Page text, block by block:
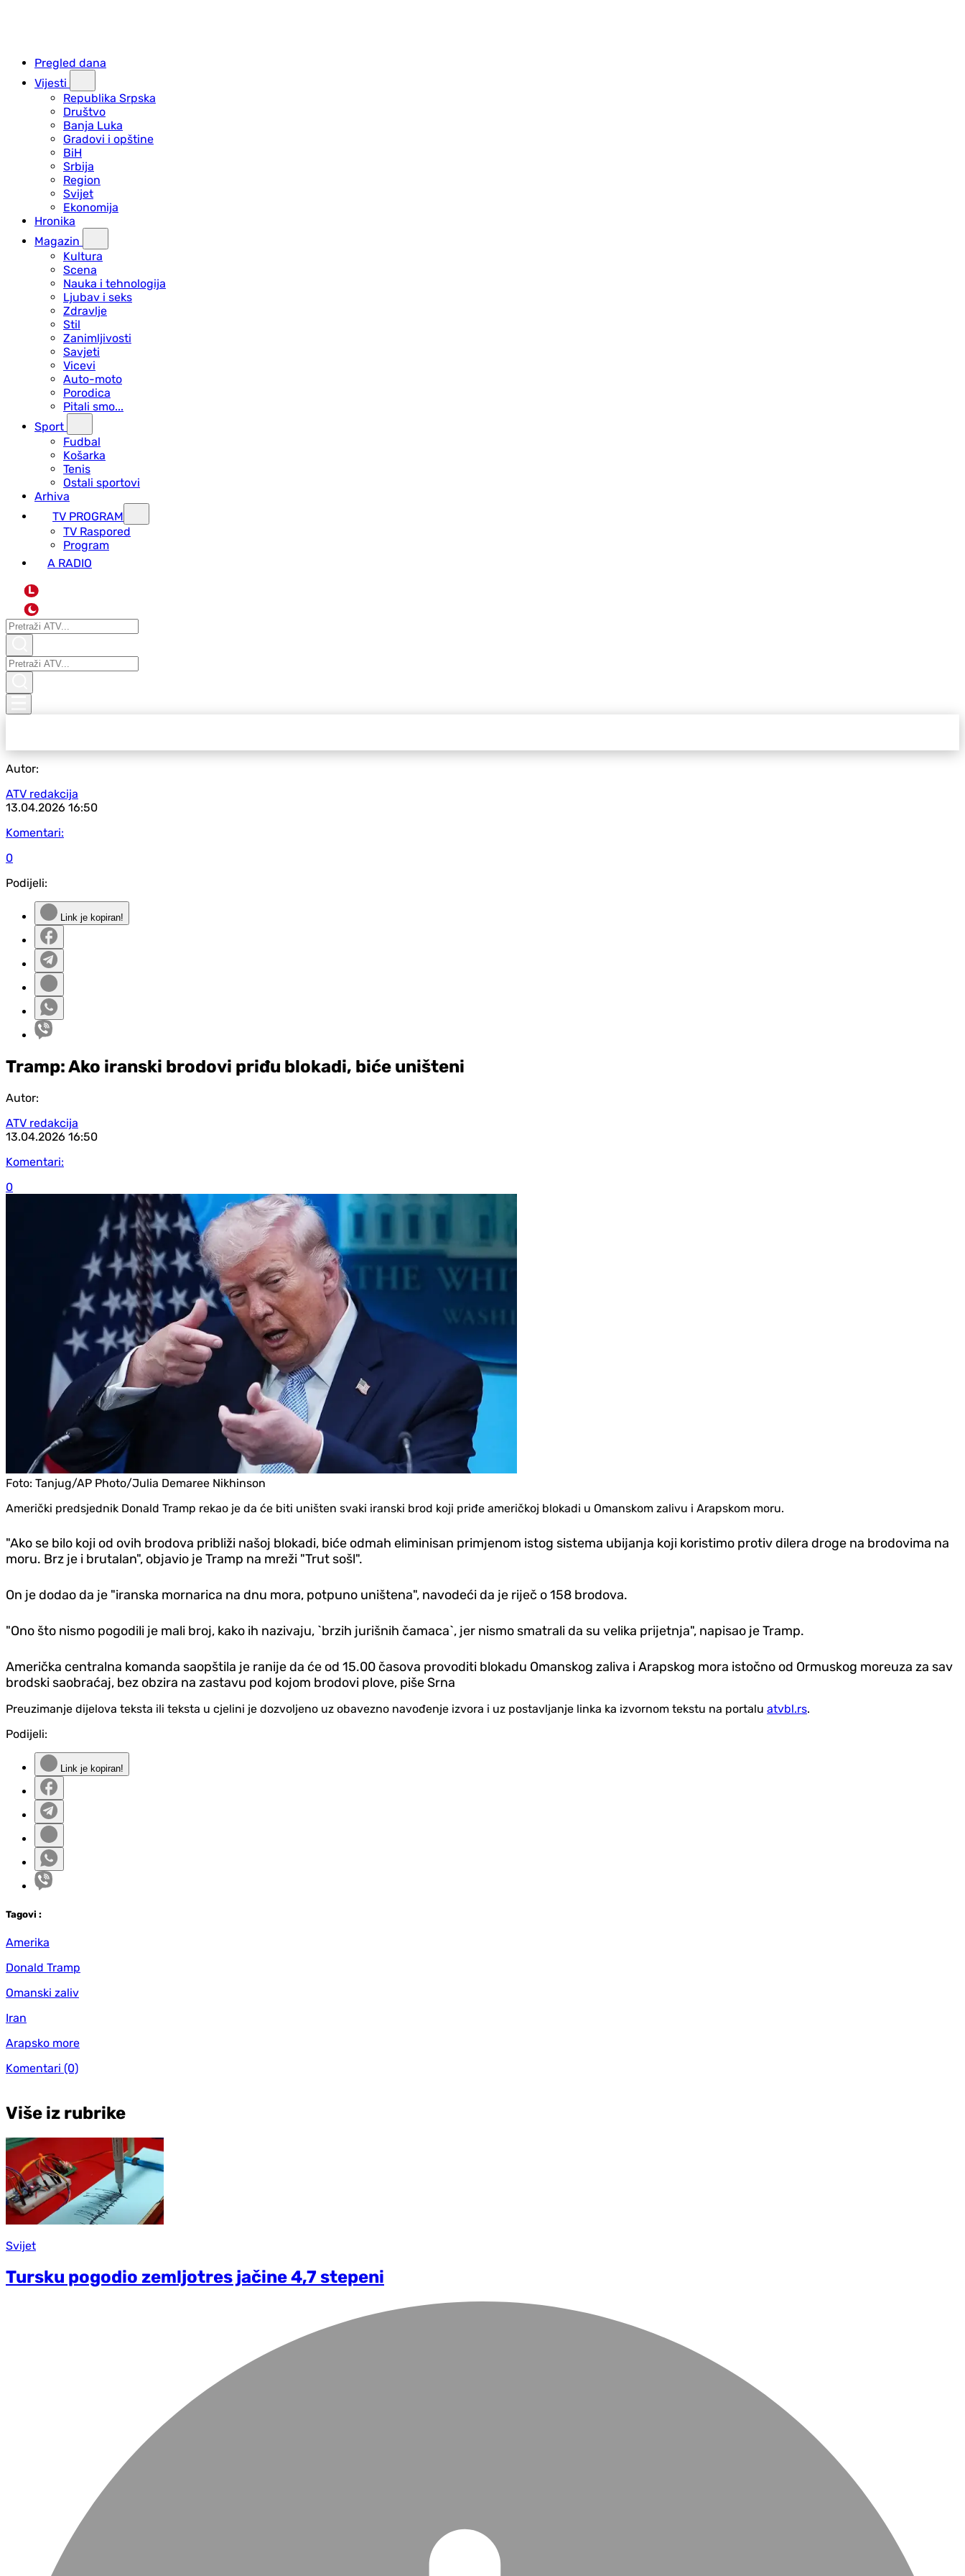
Pregled dana
Vijesti
Republika Srpska
Društvo
Banja Luka
Gradovi i opštine
BiH
Srbija
Region
Svijet
Ekonomija
Hronika
Magazin
Kultura
Scena
Nauka i tehnologija
Ljubav i seks
Zdravlje
Stil
Zanimljivosti
Savjeti
Vicevi
Auto-moto
Porodica
Pitali smo...
Sport
Fudbal
Košarka
Tenis
Ostali sportovi
Arhiva
TV PROGRAM
ТV Raspored
Program
A RADIO
L
Autor:
ATV redakcija
13.04.2026 16:50
Komentari:
0
Podijeli:
Link je kopiran!
Tramp: Ako iranski brodovi priđu blokadi, biće uništeni
Autor:
ATV redakcija
13.04.2026 16:50
Komentari:
0
Foto: Tanjug/AP Photo/Julia Demaree Nikhinson
Američki predsjednik Donald Tramp rekao je da će biti uništen svaki iranski brod koji priđe američkoj blokadi u Omanskom zalivu i Arapskom moru.
"Ako se bilo koji od ovih brodova približi našoj blokadi, biće odmah eliminisan primjenom istog sistema ubijanja koji koristimo protiv dilera droge na brodovima na
moru. Brz je i brutalan", objavio je Tramp na mreži "Trut sošl".
On je dodao da je "iranska mornarica na dnu mora, potpuno uništena", navodeći da je riječ o 158 brodova.
"Ono što nismo pogodili je mali broj, kako ih nazivaju, `brzih jurišnih čamaca`, jer nismo smatrali da su velika prijetnja", napisao je Tramp.
Američka centralna komanda saopštila je ranije da će od 15.00 časova provoditi blokadu Omanskog zaliva i Arapskog mora istočno od Ormuskog moreuza za sav
brodski saobraćaj, bez obzira na zastavu pod kojom brodovi plove, piše Srna
Preuzimanje dijelova teksta ili teksta u cjelini je dozvoljeno uz obavezno navođenje izvora i uz postavljanje linka ka izvornom tekstu na portalu atvbl.rs.
Podijeli:
Link je kopiran!
Tagovi :
Amerika
Donald Tramp
Omanski zaliv
Iran
Arapsko more
Komentari (0)
Više iz rubrike
Svijet
Tursku pogodio zemljotres jačine 4,7 stepeni